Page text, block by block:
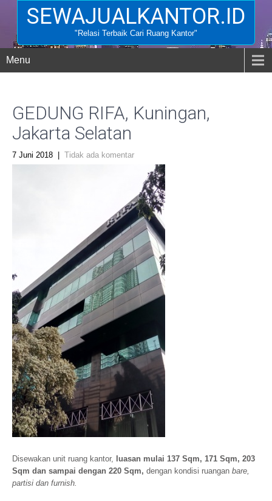
SEWAJUALKANTOR.ID
"Relasi Terbaik Cari Ruang Kantor"
Menu
GEDUNG RIFA, Kuningan,
Jakarta Selatan
7 Juni 2018 Tidak ada komentar
Disewakan unit ruang kantor, luasan mulai 137 Sqm, 171 Sqm, 203
Sqm dan sampai dengan 220 Sqm, dengan kondisi ruangan bare,
partisi dan furnish.